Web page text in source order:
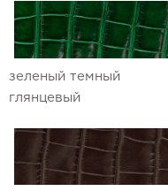
зеленый темный
глянцевый